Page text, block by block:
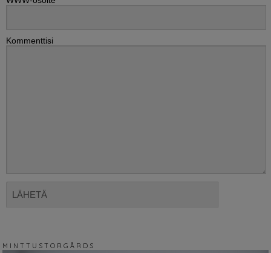
Kommenttisi
M I N T T U S T O R G Å R D S